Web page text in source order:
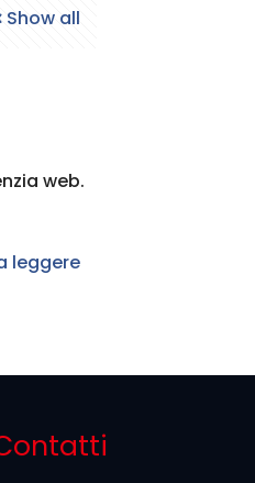
Show all
web.
leggere